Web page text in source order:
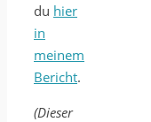
du hier
in
meinem
Bericht.
(Dieser